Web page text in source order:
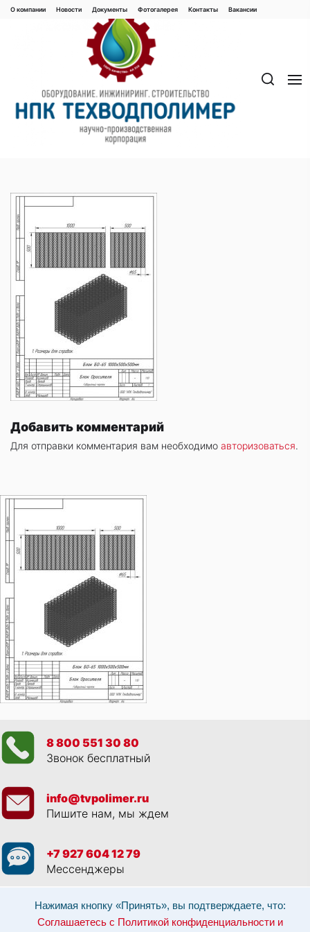
Нажимая кнопку «Принять», вы подтверждаете, что:
Соглашаетесь с Политикой конфиденциальности и
Перейти
Добавить комментарий
Для отправки комментария вам необходимо авторизоваться.
О компании Новости Документы Фотогалерея Контaкты Вакaнсии
8 800 551 30 80
Звонок бесплатный
info@tvpolimer.ru
Пишите нам, мы ждем
+7 927 604 12 79
Мессенджеры
Просматривая данный веб сайт, и обращаясь к нам, вы:Соглашаетесь с
Разрешаете обработку персональных данных в соответствии с 152-ФЗ